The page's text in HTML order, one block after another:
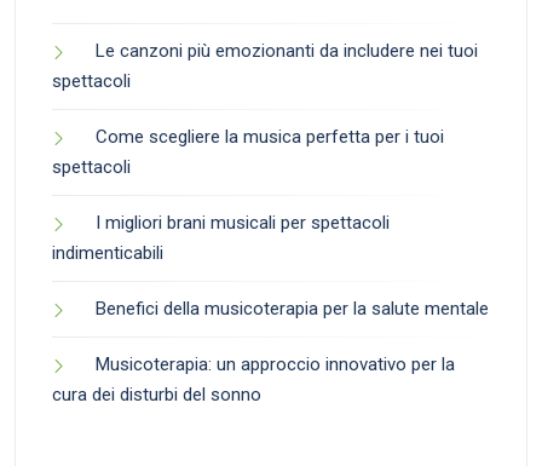
Le canzoni più emozionanti da includere nei tuoi
spettacoli
Come scegliere la musica perfetta per i tuoi
spettacoli
I migliori brani musicali per spettacoli
indimenticabili
Benefici della musicoterapia per la salute mentale
Musicoterapia: un approccio innovativo per la
cura dei disturbi del sonno